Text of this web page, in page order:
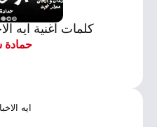
كلمات اغنية ايه
ايه